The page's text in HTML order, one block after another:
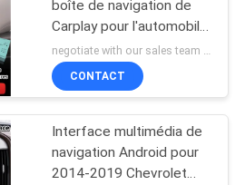
boîte de navigation de
Carplay pour l'automobile
androïde de traversée de
Chevrolet
negotiate with our sales team MOQ:10 morceaux
CONTACT
Interface multimédia de
navigation Android pour
2014-2019 Chevrolet